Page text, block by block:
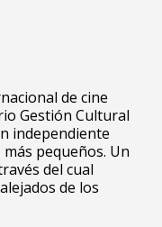
de cine
Gestión Cultural
independiente
pequeños. Un
del cual
de los